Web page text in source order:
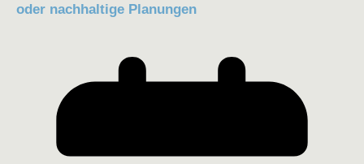
oder nachhaltige Planungen